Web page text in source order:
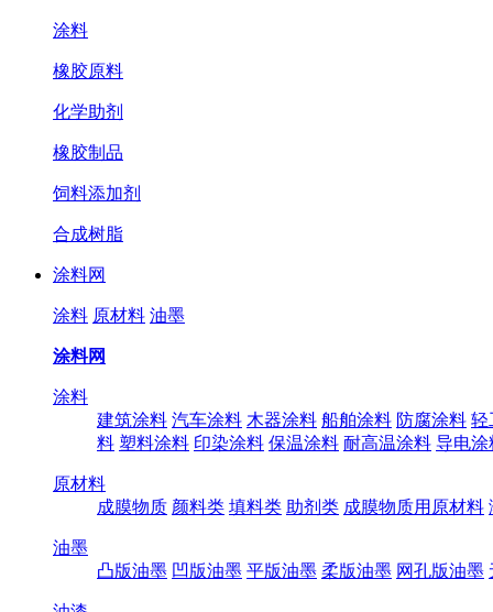
涂料
橡胶原料
化学助剂
橡胶制品
饲料添加剂
合成树脂
涂料网
涂料 原材料 油墨
涂料网
涂料
建筑涂料 汽车涂料 木器涂料 船舶涂料 防腐涂料 轻
料 塑料涂料 印染涂料 保温涂料 耐高温涂料 导电涂
原材料
成膜物质 颜料类 填料类 助剂类 成膜物质用原材料
油墨
凸版油墨 凹版油墨 平版油墨 柔版油墨 网孔版油墨